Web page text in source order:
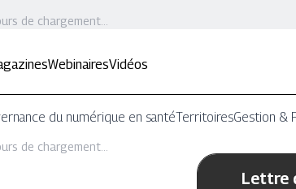
de chargement...
WebinairesVidéos
du numérique en santéTerritoiresGestion &
de chargement...
Lettre